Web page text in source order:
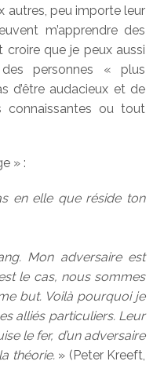
autres, peu importe leur
m’apprendre des
croire que je peux aussi
personnes « plus
d’être audacieux et de
connaissantes ou tout
» :
en elle que réside ton
Mon adversaire est
le cas, nous sommes
but. Voilà pourquoi je
alliés particuliers. Leur
le fer, d’un adversaire
théorie. » (Peter Kreeft,